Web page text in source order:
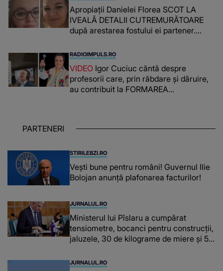
Apropiații Danielei Florea SCOT LA
IVEALĂ DETALII CUTREMURĂTOARE
după arestarea fostului ei partener.
românca ucisă în Italia și ascunsă în
lada unui pat: " Îmi pare rău că nu am
reușit să fac mai mult pentru ea și..."
RADIOIMPULS.RO
VIDEO Igor Cuciuc cântă despre
profesorii care, prin răbdare și dăruire,
au contribuit la FORMAREA
chiar și după trecerea anilor: "De
PARTENERI
STIRILEBZI.RO
Vești bune pentru români! Guvernul Ilie
Bolojan anunță plafonarea facturilor!
JURNALUL.RO
Ministerul lui Pîslaru a cumpărat
tensiometre, bocanci pentru construcții,
jaluzele, 30 de kilograme de miere și 50
JURNALUL.RO